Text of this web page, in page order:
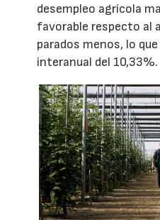
desempleo agrícola
favorable respecto al
parados menos, lo
interanual del 10,33%.